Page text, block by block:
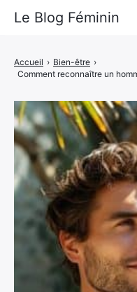
Accueil › Bien-être ›
Comment reconnaître un
Le Blog Féminin
Alimentation
Mode
Beauté
Bien-être
Voyages
Déco & Maison